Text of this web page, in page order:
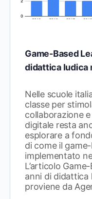
Game-Based
didattica ludica
Nelle scuole
classe per
collaborazione e
digitale resta
esplorare a
di come il
implementato
L’articolo
anni di didattica
proviene da